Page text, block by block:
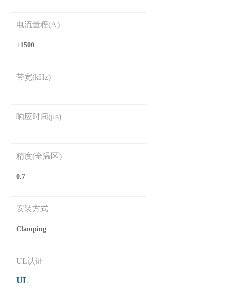
电流量程(A)
±1500
带宽(kHz)
响应时间(μs)
精度(全温区)
0.7
安装方式
Clamping
UL认证
UL